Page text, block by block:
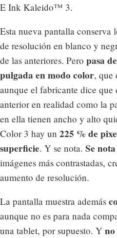
E Ink Kaleido™ 3.
Esta nueva pantalla conserva
de resolución en blanco y
de las anteriores. Pero pasa
pulgada en modo color, que
aunque el fabricante dice que
anterior en realidad como la
en ella tienen ancho y alto
Color 3 hay un 225 % de
superficie. Y se nota. Se
imágenes más contrastadas,
aumento de resolución.
La pantalla muestra además
aunque no es para nada
una tablet, por supuesto. Y